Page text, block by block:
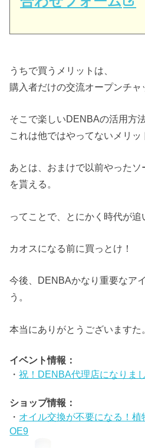
うちで買うメリットは、
購入者だけの交流オープンチャ
そこで楽しいDENBAの活用方
これは他ではやってないメリッ
あとは、おまけで以前やった
を貰える。
ってことで、とにかく時代が追
カオスになる前に買っとけ！
今後、DENBAかなり重要なア
う。
本当にありがとうございますた
イベント情報：
・祝！DENBA代理店になりま
ショップ情報：
・ オイル交換が不要になる！
OE9